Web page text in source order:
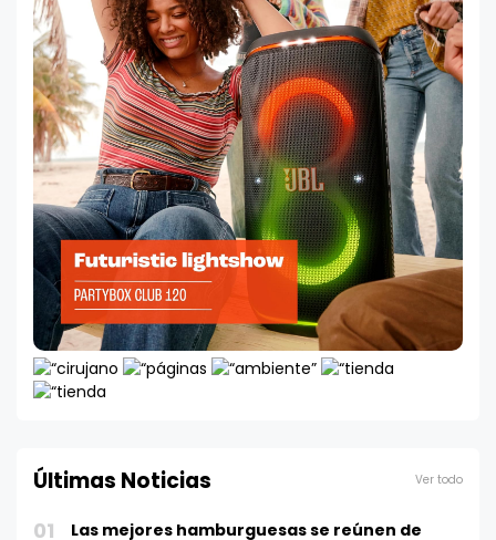
Últimas Noticias Ver todo
01
Las mejores hamburguesas se reúnen de